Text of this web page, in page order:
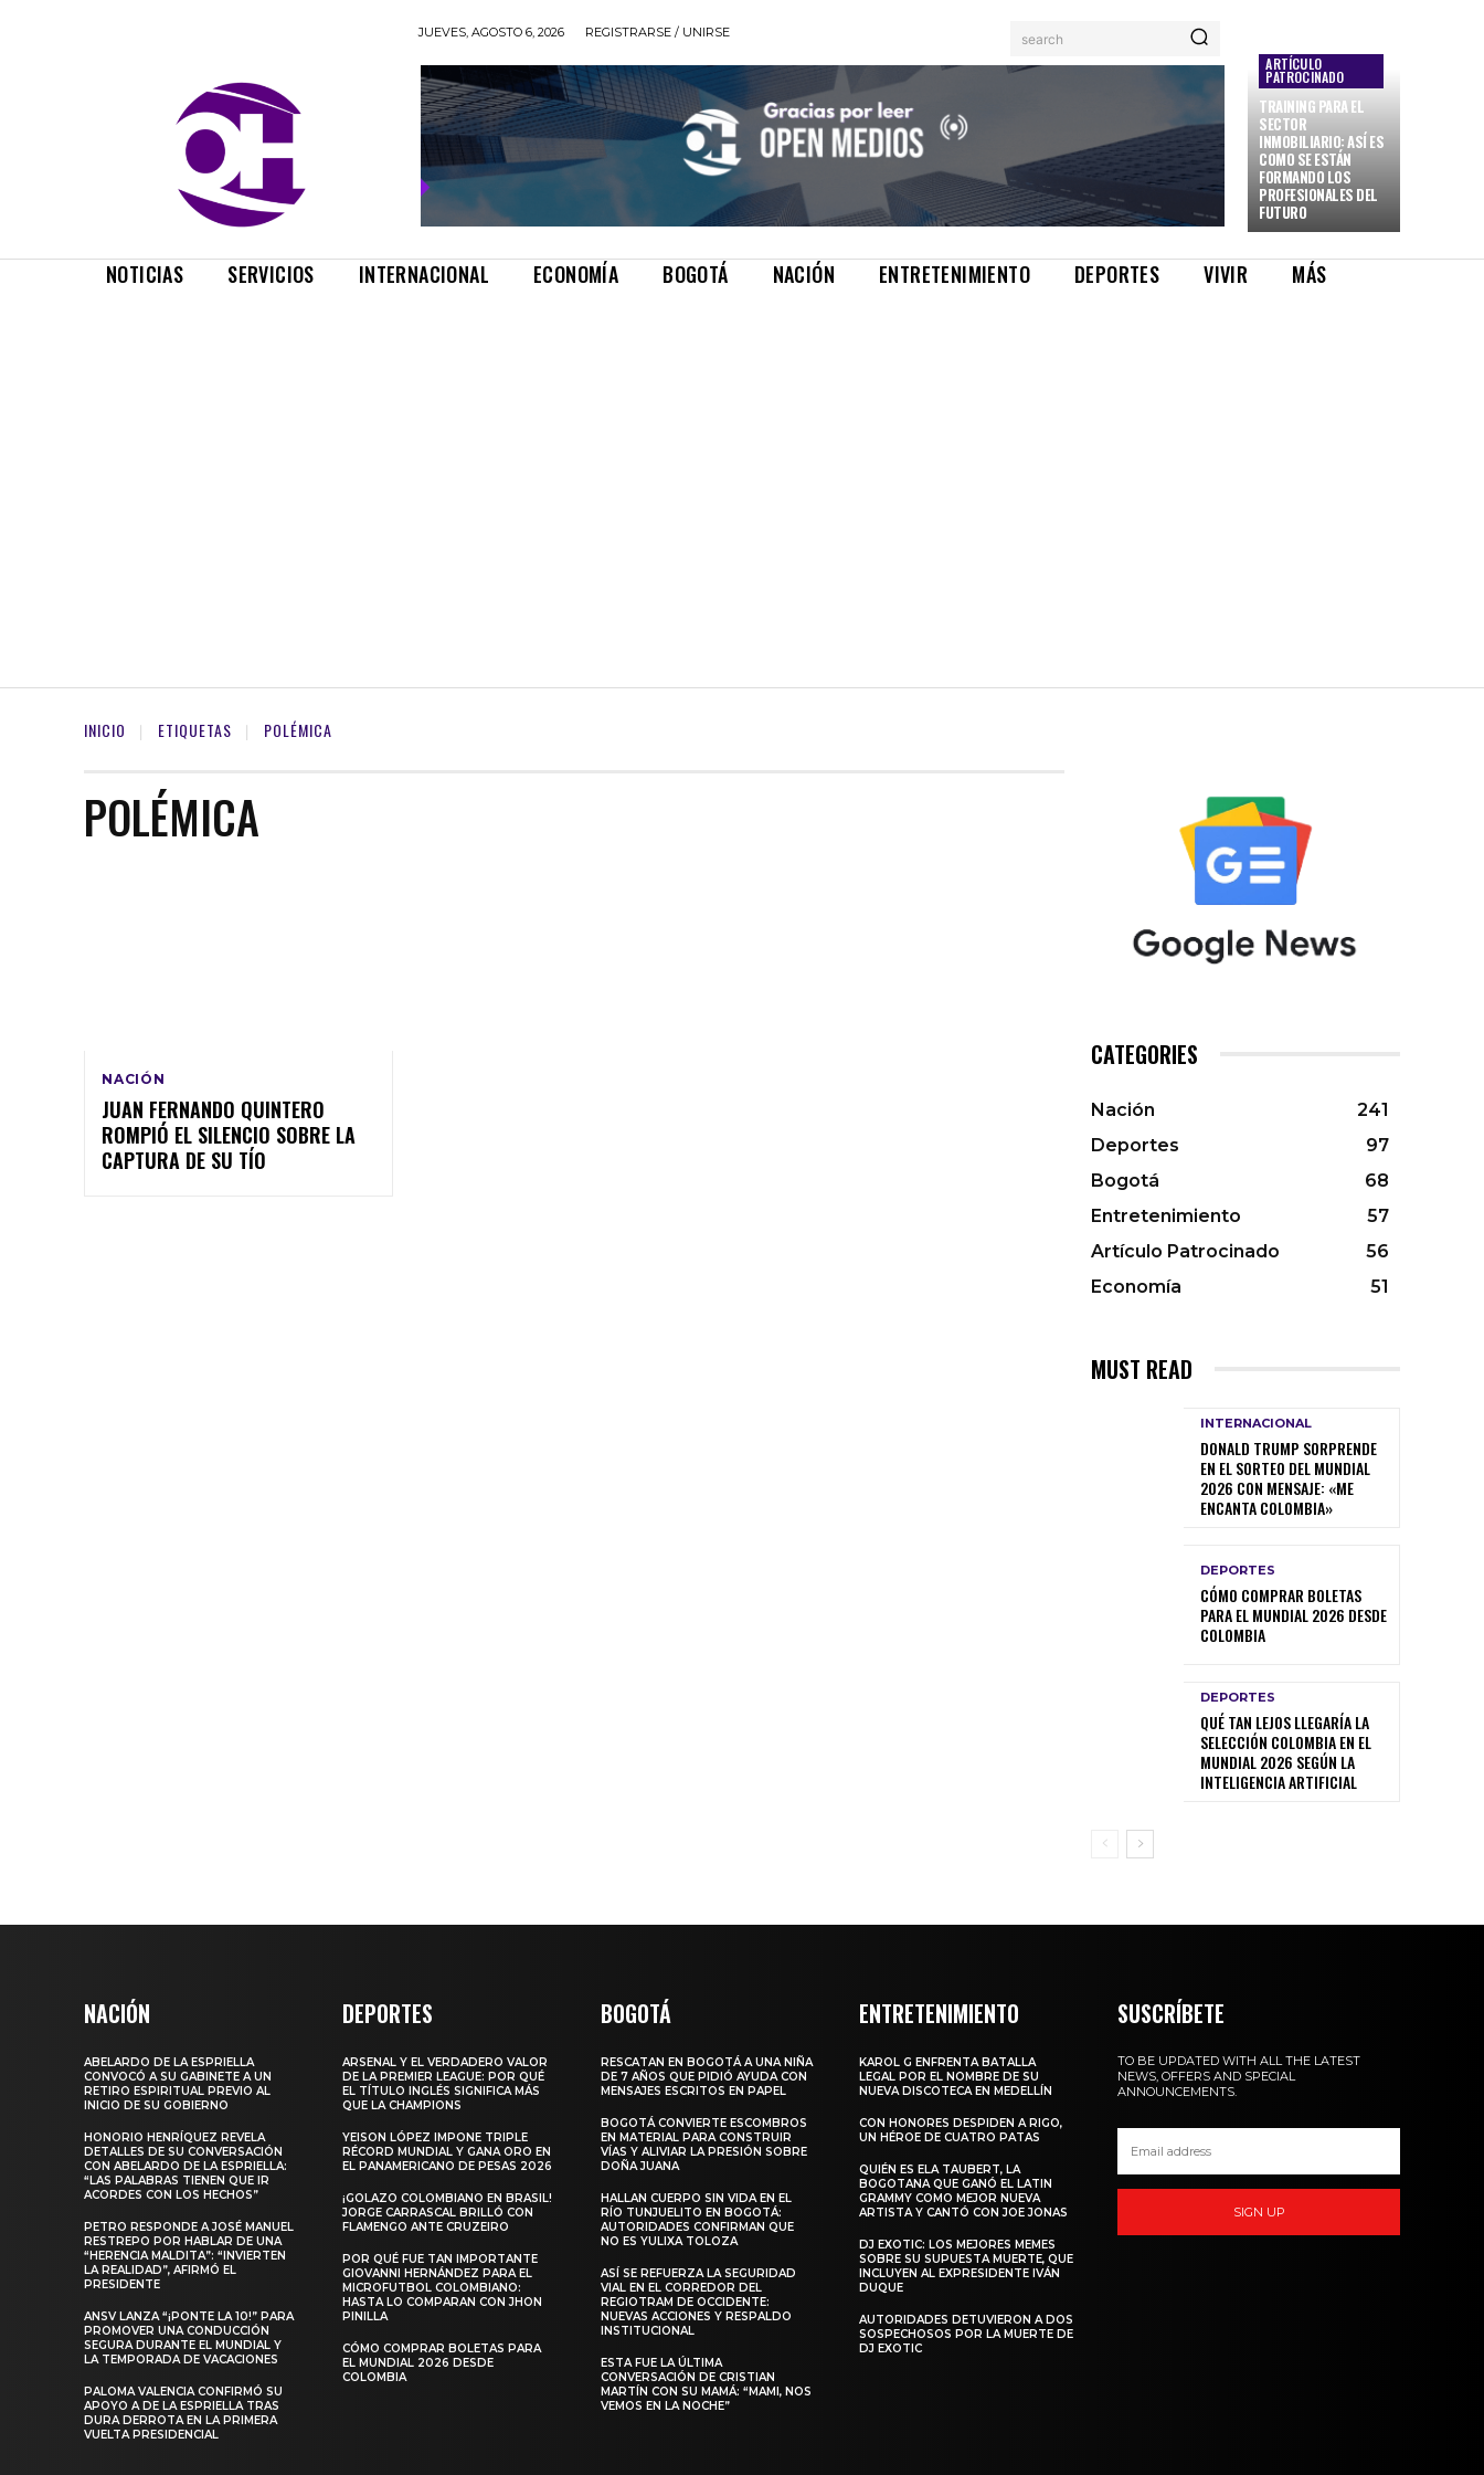
JUEVES, AGOSTO 6, 2026 REGISTRARSE / UNIRSE search
ARTÍCULO
PATROCINADO
TRAINING PARA EL
SECTOR
INMOBILIARIO: ASÍ ES
COMO SE ESTÁN
FORMANDO LOS
PROFESIONALES DEL
FUTURO
NOTICIAS SERVICIOS INTERNACIONAL ECONOMÍA BOGOTÁ NACIÓN ENTRETENIMIENTO DEPORTES VIVIR MÁS
INICIO ETIQUETAS POLÉMICA
POLÉMICA
NACIÓN
JUAN FERNANDO QUINTERO
ROMPIÓ EL SILENCIO SOBRE LA
CAPTURA DE SU TÍO
CATEGORIES
Nación
241
Deportes
97
Bogotá
68
Entretenimiento
57
Artículo Patrocinado
56
Economía
51
MUST READ
INTERNACIONAL
DONALD TRUMP SORPRENDE
EN EL SORTEO DEL MUNDIAL
2026 CON MENSAJE: «ME
ENCANTA COLOMBIA»
DEPORTES
CÓMO COMPRAR BOLETAS
PARA EL MUNDIAL 2026 DESDE
COLOMBIA
DEPORTES
QUÉ TAN LEJOS LLEGARÍA LA
SELECCIÓN COLOMBIA EN EL
MUNDIAL 2026 SEGÚN LA
INTELIGENCIA ARTIFICIAL
NACIÓN
ABELARDO DE LA ESPRIELLA
CONVOCÓ A SU GABINETE A UN
RETIRO ESPIRITUAL PREVIO AL
INICIO DE SU GOBIERNO
HONORIO HENRÍQUEZ REVELA
DETALLES DE SU CONVERSACIÓN
CON ABELARDO DE LA ESPRIELLA:
“LAS PALABRAS TIENEN QUE IR
ACORDES CON LOS HECHOS”
PETRO RESPONDE A JOSÉ MANUEL
RESTREPO POR HABLAR DE UNA
“HERENCIA MALDITA”: “INVIERTEN
LA REALIDAD”, AFIRMÓ EL
PRESIDENTE
ANSV LANZA “¡PONTE LA 10!” PARA
PROMOVER UNA CONDUCCIÓN
SEGURA DURANTE EL MUNDIAL Y
LA TEMPORADA DE VACACIONES
PALOMA VALENCIA CONFIRMÓ SU
APOYO A DE LA ESPRIELLA TRAS
DURA DERROTA EN LA PRIMERA
VUELTA PRESIDENCIAL
DEPORTES
ARSENAL Y EL VERDADERO VALOR
DE LA PREMIER LEAGUE: POR QUÉ
EL TÍTULO INGLÉS SIGNIFICA MÁS
QUE LA CHAMPIONS
YEISON LÓPEZ IMPONE TRIPLE
RÉCORD MUNDIAL Y GANA ORO EN
EL PANAMERICANO DE PESAS 2026
¡GOLAZO COLOMBIANO EN BRASIL!
JORGE CARRASCAL BRILLÓ CON
FLAMENGO ANTE CRUZEIRO
POR QUÉ FUE TAN IMPORTANTE
GIOVANNI HERNÁNDEZ PARA EL
MICROFUTBOL COLOMBIANO:
HASTA LO COMPARAN CON JHON
PINILLA
CÓMO COMPRAR BOLETAS PARA
EL MUNDIAL 2026 DESDE
COLOMBIA
BOGOTÁ
RESCATAN EN BOGOTÁ A UNA NIÑA
DE 7 AÑOS QUE PIDIÓ AYUDA CON
MENSAJES ESCRITOS EN PAPEL
BOGOTÁ CONVIERTE ESCOMBROS
EN MATERIAL PARA CONSTRUIR
VÍAS Y ALIVIAR LA PRESIÓN SOBRE
DOÑA JUANA
HALLAN CUERPO SIN VIDA EN EL
RÍO TUNJUELITO EN BOGOTÁ:
AUTORIDADES CONFIRMAN QUE
NO ES YULIXA TOLOZA
ASÍ SE REFUERZA LA SEGURIDAD
VIAL EN EL CORREDOR DEL
REGIOTRAM DE OCCIDENTE:
NUEVAS ACCIONES Y RESPALDO
INSTITUCIONAL
ESTA FUE LA ÚLTIMA
CONVERSACIÓN DE CRISTIAN
MARTÍN CON SU MAMÁ: “MAMI, NOS
VEMOS EN LA NOCHE”
ENTRETENIMIENTO
KAROL G ENFRENTA BATALLA
LEGAL POR EL NOMBRE DE SU
NUEVA DISCOTECA EN MEDELLÍN
CON HONORES DESPIDEN A RIGO,
UN HÉROE DE CUATRO PATAS
QUIÉN ES ELA TAUBERT, LA
BOGOTANA QUE GANÓ EL LATIN
GRAMMY COMO MEJOR NUEVA
ARTISTA Y CANTÓ CON JOE JONAS
DJ EXOTIC: LOS MEJORES MEMES
SOBRE SU SUPUESTA MUERTE, QUE
INCLUYEN AL EXPRESIDENTE IVÁN
DUQUE
AUTORIDADES DETUVIERON A DOS
SOSPECHOSOS POR LA MUERTE DE
DJ EXOTIC
SUSCRÍBETE
TO BE UPDATED WITH ALL THE LATEST
NEWS, OFFERS AND SPECIAL
ANNOUNCEMENTS.
SIGN UP